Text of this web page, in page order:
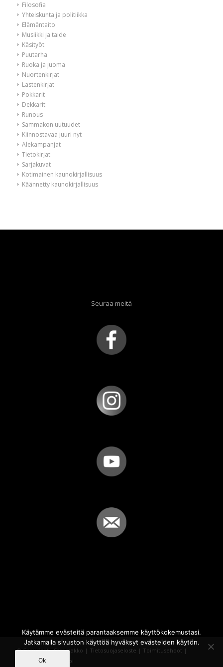
Filosofia
Yhteiskunta ja politiikka
Elämäntaito
Musiikki ja taide
Käsityöt
Puutarha
Ruoka ja juoma
Nuortenkirjat
Lastenkirjat
Pokkarit
Dekkarit
Runous
Sammakon uutuudet
Kiinnostavaa juuri nyt
Alekampanjat
Tietokirjat
Sarjakuvat
Kotimainen kaunokirjallisuus
Käännetty kaunokirjallisuus
Seuraa meitä
© Copyright - Sammakko | Tietosuojaseloste | Toimitusehdot |
Powered by
iQWebbi
Käytämme evästeitä parantaaksemme käyttökokemustasi.
Jatkamalla sivuston käyttöä hyväksyt evästeiden käytön.
Ok